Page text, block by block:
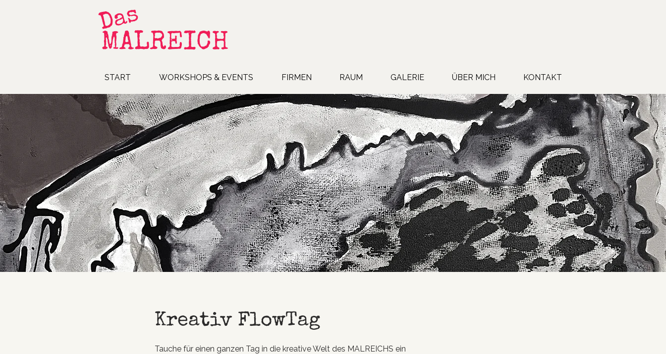
MALREICH
START WORKSHOPS & EVENTS FIRMEN RAUM GALERIE ÜBER MICH KONTAKT
Das
Kreativ FlowTag
Tauche für einen ganzen Tag in die kreative Welt des MALREICHS ein